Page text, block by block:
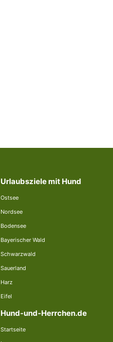
Urlaubsziele mit Hund
Ostsee
Nordsee
Bodensee
Bayerischer Wald
Schwarzwald
Sauerland
Harz
Eifel
Hund-und-Herrchen.de
Startseite